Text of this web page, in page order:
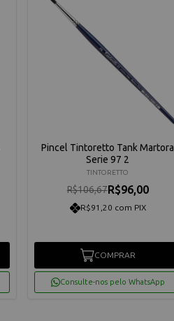
Pincel Tintoretto Tank Martora
Serie 97 2
TINTORETTO
R$106,67R$96,00
R$91,20 com PIX
COMPRAR
Consulte-nos pelo WhatsApp